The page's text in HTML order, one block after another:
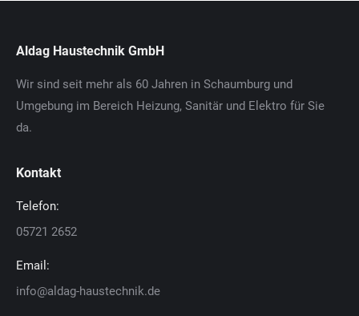
Aldag Haustechnik GmbH
Wir sind seit mehr als 60 Jahren in Schaumburg und
Umgebung im Bereich Heizung, Sanitär und Elektro für Sie
da.
Kontakt
Telefon:
05721 2652
Email:
info@aldag-haustechnik.de